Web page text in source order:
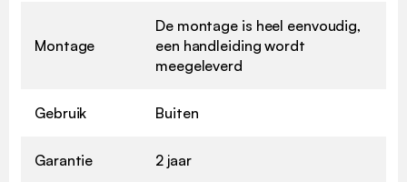
Montage
De montage is heel eenvoudig,
een handleiding wordt
meegeleverd
Gebruik Buiten
Garantie 2 jaar